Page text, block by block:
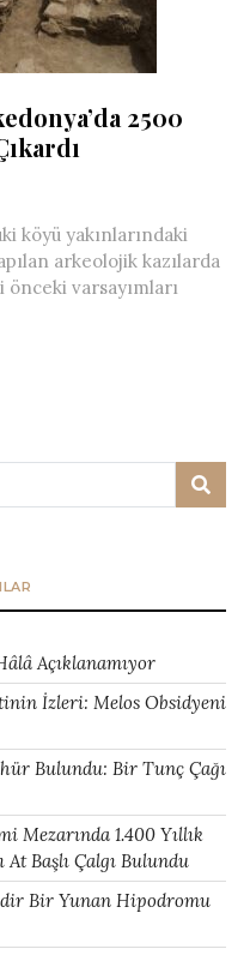
2500
köyü yakınlarındaki
arkeolojik kazılarda
varsayımları
Açıklanamıyor
İzleri: Melos Obsidyeni
Bulundu: Bir Tunç Çağı
Mezarında 1.400 Yıllık
At Başlı Çalgı Bulundu
Bir Yunan Hipodromu